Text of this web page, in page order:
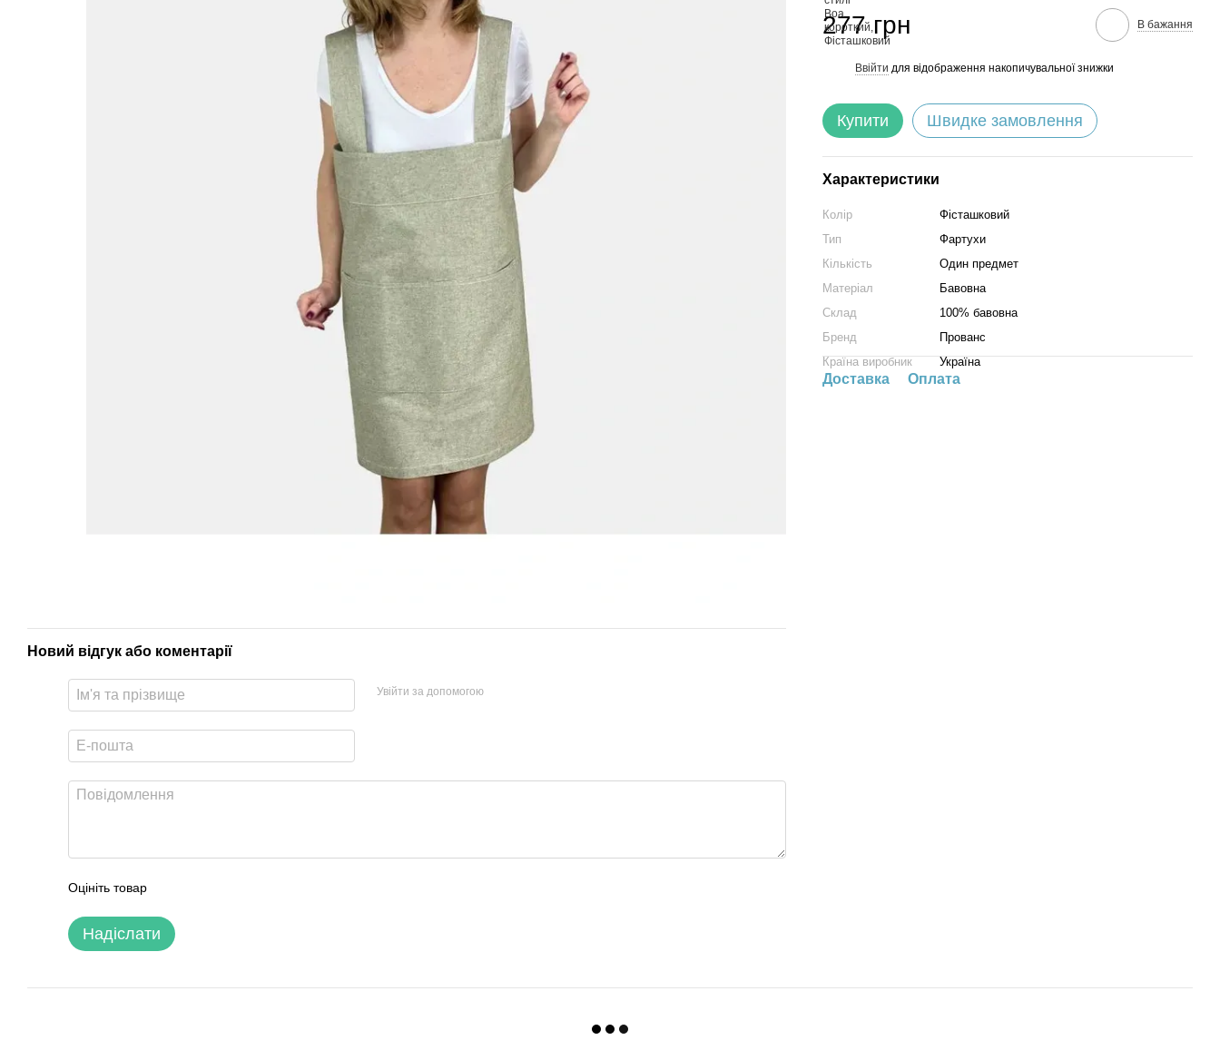
Новий відгук або коментарії
Увійти за допомогою
Оцініть товар
Надіслати
277 грн В бажання
Ввійти для відображення накопичувальної знижки
Купити Швидке замовлення
Характеристики
Колір
Фісташковий
Тип
Фартухи
Кількість
Один предмет
Матеріал
Бавовна
Склад
100% бавовна
Бренд
Прованс
Країна виробник
Україна
Доставка Оплата